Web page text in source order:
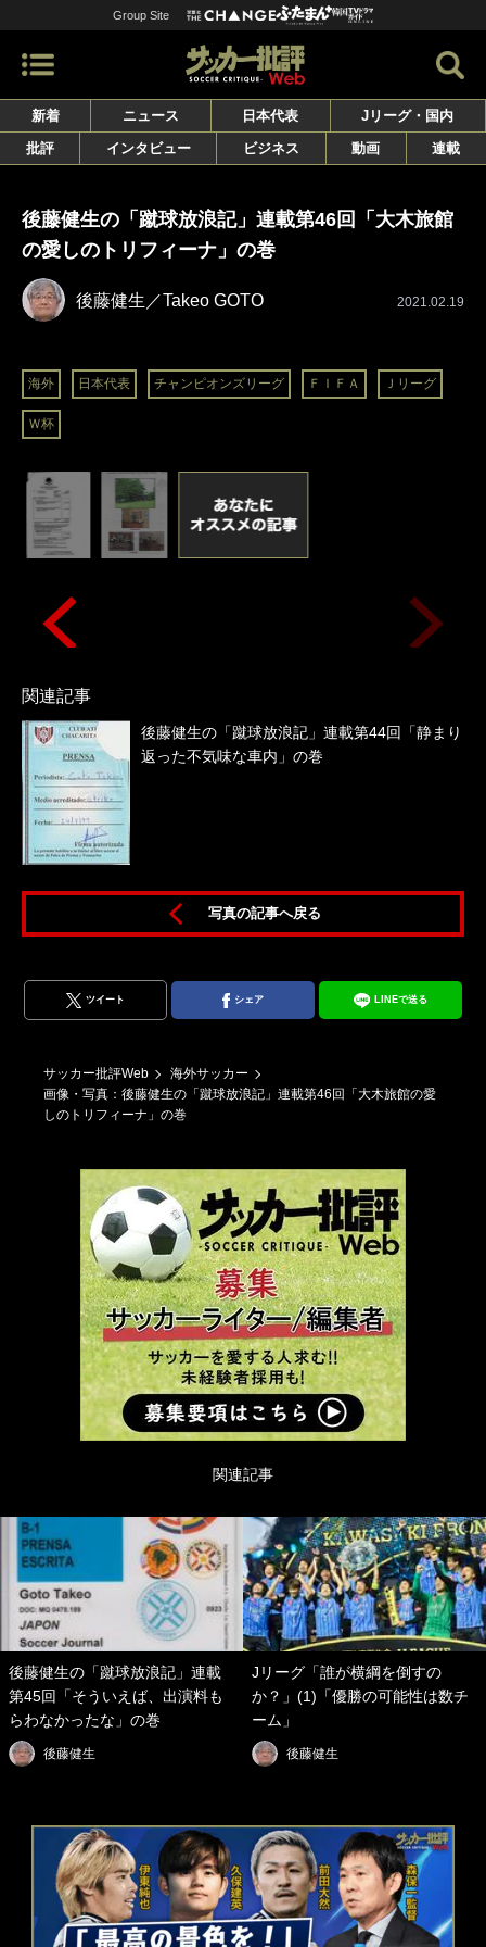
Group Site
新着 ニュース 日本代表
Jリーグ・国内
批評
インタビュー ビジネス 動画 連載
後藤健生の「蹴球放浪記」連載第46回「大木旅館
の愛しのトリフィーナ」の巻
後藤健生／Takeo GOTO 2021.02.19
海外 日本代表 チャンピオンズリーグ ＦＩＦＡ Ｊリーグ
Ｗ杯
関連記事
後藤健生の「蹴球放浪記」連載第44回「静まり
返った不気味な車内」の巻
写真の記事へ戻る
ツイート シェア LINEで送る
サッカー批評Web
海外サッカー
画像・写真：後藤健生の「蹴球放浪記」連載第46回「大木旅館の愛
しのトリフィーナ」の巻
関連記事
後藤健生の「蹴球放浪記」連載
第45回「そういえば、出演料も
らわなかったな」の巻
後藤健生
Jリーグ「誰が横綱を倒すの
か？」(1)「優勝の可能性は数チ
ーム」
後藤健生